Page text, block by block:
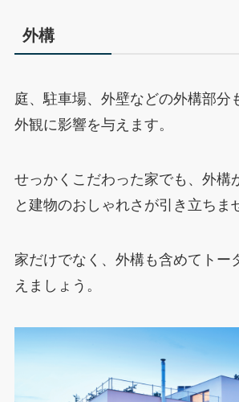
外構
庭、駐車場、外壁などの外構部分
外観に影響を与えます。
せっかくこだわった家でも、外構
と建物のおしゃれさが引き立ちま
家だけでなく、外構も含めてトー
えましょう。